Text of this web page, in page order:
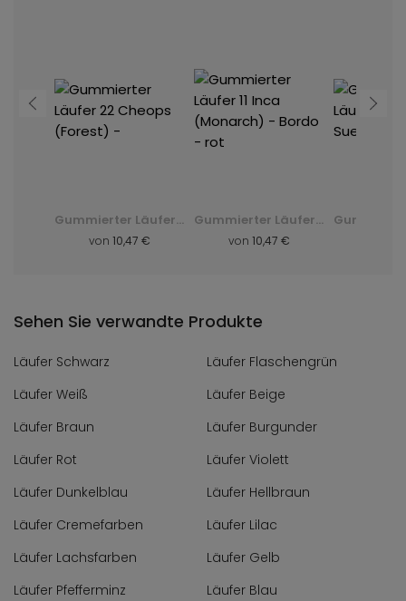
Gummierter Läufer 22 Cheops (Forest) -
von 10,47 €
Gummierter Läufer 11 Inca (Monarch) - Bordo - rot
von 10,47 €
Sehen Sie verwandte Produkte
Läufer Schwarz
Läufer Flaschengrün
Läufer Weiß
Läufer Beige
Läufer Braun
Läufer Burgunder
Läufer Rot
Läufer Violett
Läufer Dunkelblau
Läufer Hellbraun
Läufer Cremefarben
Läufer Lilac
Läufer Lachsfarben
Läufer Gelb
Läufer Pfefferminz
Läufer Blau